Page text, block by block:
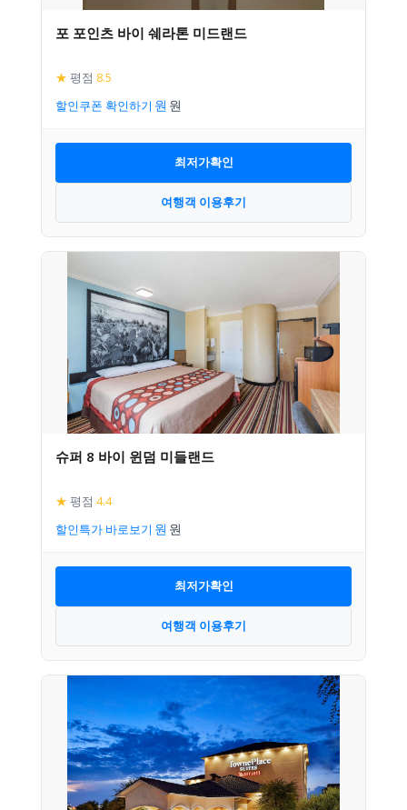
포 포인츠 바이 쉐라톤 미드랜드
★ 평점 8.5
할인쿠폰 확인하기
최저가확인
여행객 이용후기
슈퍼 8 바이 윈덤 미들랜드
★ 평점 4.4
할인특가 바로보기
최저가확인
여행객 이용후기